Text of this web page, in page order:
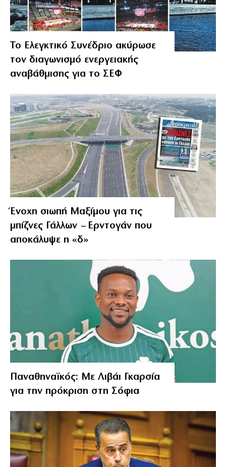
Το Ελεγκτικό Συνέδριο ακύρωσε
τον διαγωνισμό ενεργειακής
αναβάθμισης για το ΣΕΦ
Ένοχη σιωπή Μαξίμου για τις
μπίζνες Γάλλων – Ερντογάν που
αποκάλυψε η «δ»
Παναθηναϊκός: Με Λιβάι Γκαρσία
για την πρόκριση στη Σόφια